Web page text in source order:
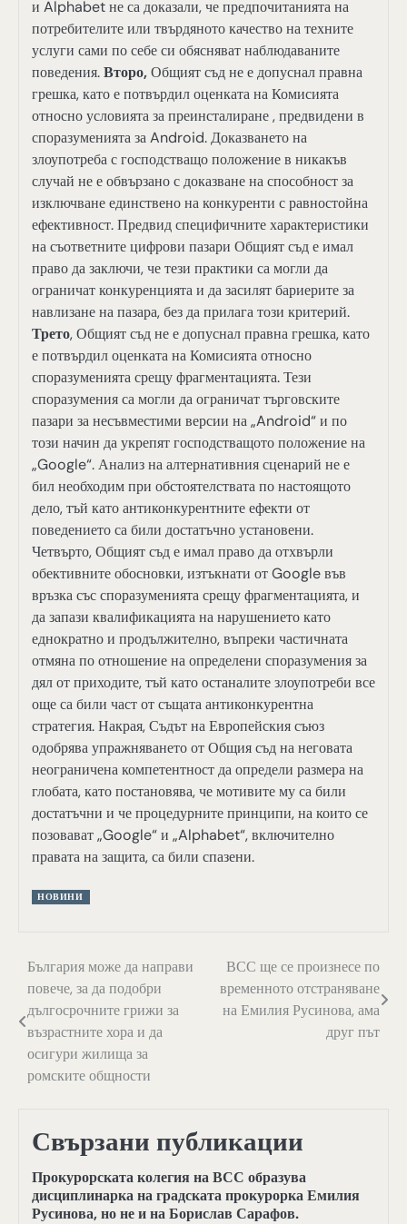
и Alphabet не са доказали, че предпочитанията на
потребителите или твърдяното качество на техните
услуги сами по себе си обясняват наблюдаваните
поведения.Второ,Общият съд не е допуснал правна
грешка, като е потвърдил оценката на Комисията
относно условията за преинсталиране , предвидени в
споразуменията за Android. Доказването на
злоупотреба с господстващо положение в никакъв
случай не е обвързано с доказване на способност за
изключване единствено на конкуренти с равностойна
ефективност. Предвид специфичните характеристики
на съответните цифрови пазари Общият съд е имал
право да заключи, че тези практики са могли да
ограничат конкуренцията и да засилят бариерите за
навлизане на пазара, без да прилага този критерий.
Трето, Общият съд не е допуснал правна грешка, като
е потвърдил оценката на Комисията относно
споразуменията срещу фрагментацията. Тези
споразумения са могли да ограничат търговските
пазари за несъвместими версии на „Android“ и по
този начин да укрепят господстващото положение на
„Google“. Анализ на алтернативния сценарий не е
бил необходим при обстоятелствата по настоящото
дело, тъй като антиконкурентните ефекти от
поведението са били достатъчно установени.
Четвърто, Общият съд е имал право да отхвърли
обективните обосновки, изтъкнати от Google във
връзка със споразуменията срещу фрагментацията, и
да запази квалификацията на нарушението като
еднократно и продължително, въпреки частичната
отмяна по отношение на определени споразумения за
дял от приходите, тъй като останалите злоупотреби все
още са били част от същата антиконкурентна
стратегия. Накрая, Съдът на Европейския съюз
одобрява упражняването от Общия съд на неговата
неограничена компетентност да определи размера на
глобата, като постановява, че мотивите му са били
достатъчни и че процедурните принципи, на които се
позовават „Google“ и „Alphabet“, включително
правата на защита, са били спазени.
НОВИНИ
Навигация
България може да направи
повече, за да подобри
дългосрочните грижи за
възрастните хора и да
осигури жилища за
ромските общности
ВСС ще се произнесе по
временното отстраняване
на Емилия Русинова, ама
друг път
Свързани публикации
Прокурорската колегия на ВСС образува
дисциплинарка на градската прокурорка Емилия
Русинова, но не и на Борислав Сарафов.